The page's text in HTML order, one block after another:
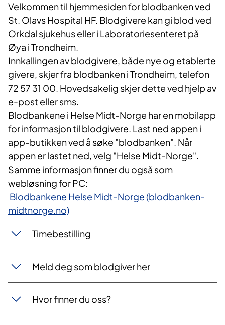
Velkommen til hjemmesiden for blodbanken ved
St. Olavs Hospital HF. Blodgivere kan gi blod ved
Orkdal sjukehus eller i Laboratoriesenteret på
Øya i Trondheim.
Innkallingen av blodgivere, både nye og etablerte
givere, skjer fra blodbanken i Trondheim, telefon
72 57 31 00. Hovedsakelig skjer dette ved hjelp av
e-post eller sms.
Blodbankene i Helse Midt-Norge har en mobilapp
for informasjon til blodgivere. Last ned appen i
app-butikken ved å søke "blodbanken". Når
appen er lastet ned, velg "Helse Midt-Norge".
Samme informasjon finner du også som
webløsning for PC: ​​​
Blodbankene Helse Midt-Norge (blodbanken-
midtnorge.no)
Timebestilling
Meld deg som blodgiver her
Hvor finner du oss?